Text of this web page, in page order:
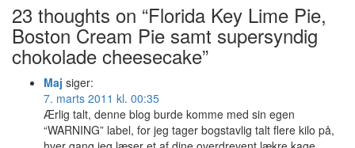
23 thoughts on “Florida Key Lime Pie,
Boston Cream Pie samt supersyndig
chokolade cheesecake”
Maj siger:
7. marts 2011 kl. 00:35
Ærlig talt, denne blog burde komme med sin egen
“WARNING” label, for jeg tager bogstavlig talt flere kilo på,